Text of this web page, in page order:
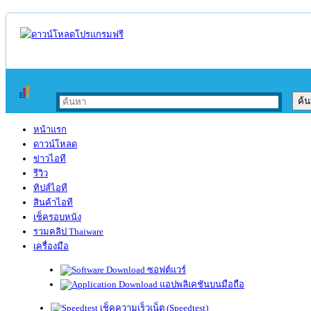
หน้าแรก
ดาวน์โหลด
ข่าวไอที
รีวิว
ทิปส์ไอที
สินค้าไอที
เช็ครอบหนัง
รวมคลิป Thaiware
เครื่องมือ
ซอฟต์แวร์
แอปพลิเคชันบนมือถือ
เช็คความเร็วเน็ต (Speedtest)